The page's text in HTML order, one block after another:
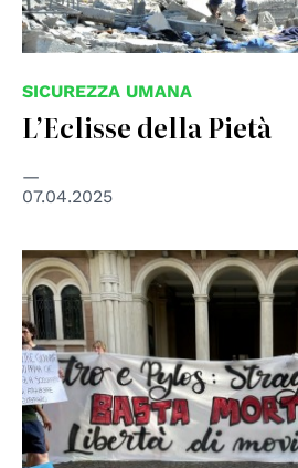
SICUREZZA UMANA
L’Eclisse della Pietà
07.04.2025
© Ludovica Mancini